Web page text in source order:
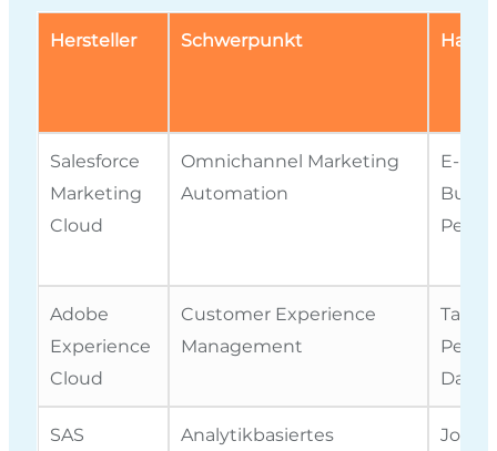
Hersteller Schwerpunkt
Salesforce
Marketing
Cloud
Omnichannel Marketing
Automation
E-
Adobe
Experience
Cloud
Customer Experience
Management
SAS
Analytikbasiertes